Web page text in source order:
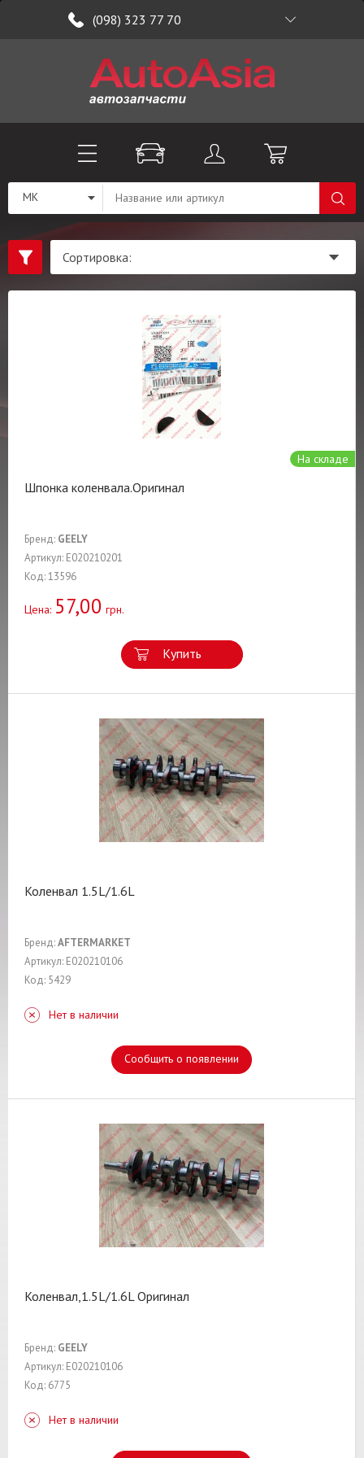
(098) 323 77 70
MK
На складе
Шпонка коленвала.Оригинал
Бренд: GEELY
Артикул: E020210201
Код: 13596
Цена: 57,00 грн.
Купить
Коленвал 1.5L/1.6L
Бренд:AFTERMARKET
Артикул: E020210106
Код: 5429
Нет в наличии
Сообщить о появлении
Коленвал,1.5L/1.6L Оригинал
Бренд: GEELY
Артикул: E020210106
Код: 6775
Нет в наличии